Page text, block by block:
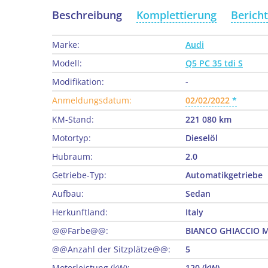
Beschreibung Komplettierung
Marke:
Audi
Modell:
Q5 PC 35 tdi S
Modifikation:
-
Anmeldungsdatum:
02/02/2022
KM-Stand:
221 080 km
Motortyp:
Dieselöl
Hubraum:
2.0
Getriebe-Typ:
Automatikgetriebe
Aufbau:
Sedan
Herkunftland:
Italy
@@Farbe@@:
BIANCO GHIACCIO
@@Anzahl der Sitzplätze@@:
5